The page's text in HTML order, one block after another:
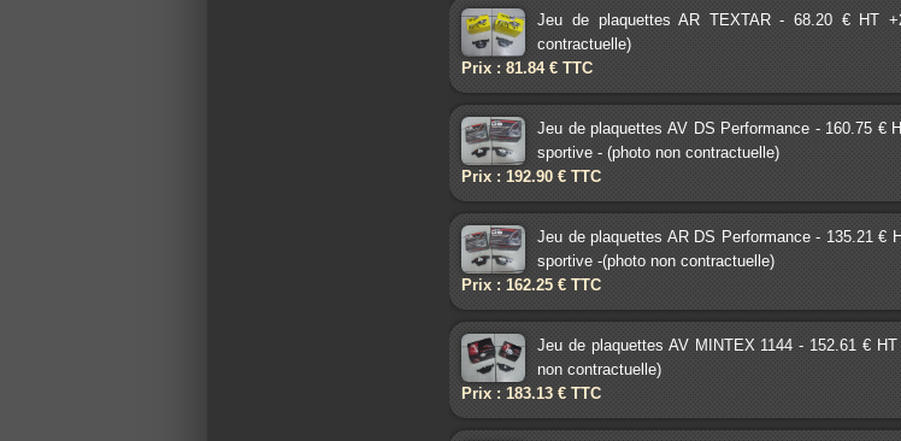
Jeu de plaquettes AR TEXTAR - 68.20 € HT
contractuelle)
Prix : 81.84 € TTC
Jeu de plaquettes AV DS Performance - 160.75 €
sportive - (photo non contractuelle)
Prix : 192.90 € TTC
Jeu de plaquettes AR DS Performance - 135.21 €
sportive -(photo non contractuelle)
Prix : 162.25 € TTC
Jeu de plaquettes AV MINTEX 1144 - 152.61 €
non contractuelle)
Prix : 183.13 € TTC